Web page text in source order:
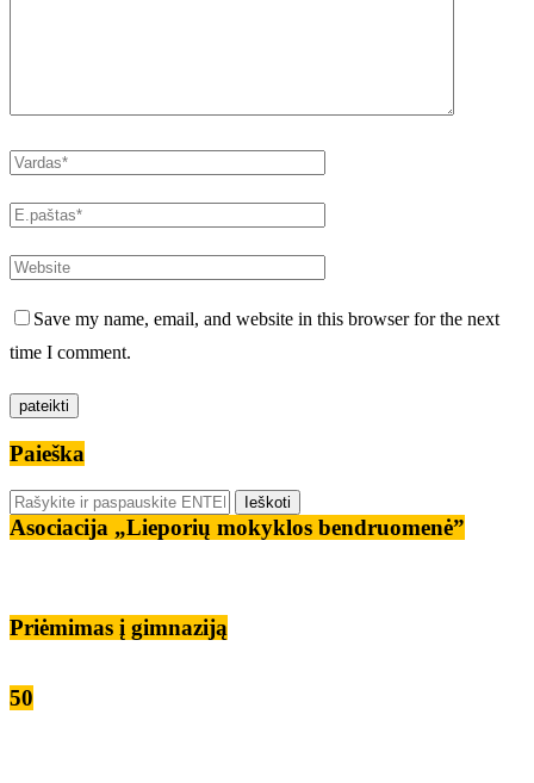
Save my name, email, and website in this browser for the next
time I comment.
Paieška
Asociacija „Lieporių mokyklos bendruomenė”
Priėmimas į gimnaziją
50